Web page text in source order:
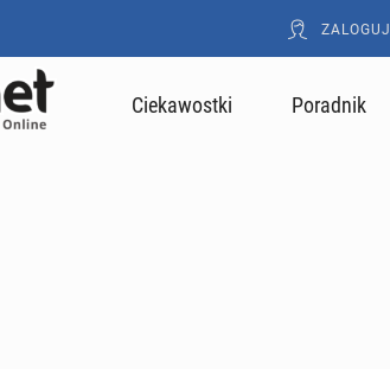
ZALOGUJ
Ciekawostki Poradnik